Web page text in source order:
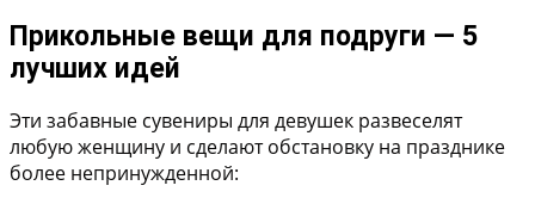
Прикольные вещи для подруги — 5
лучших идей
Эти забавные сувениры для девушек развеселят
любую женщину и сделают обстановку на празднике
более непринужденной: